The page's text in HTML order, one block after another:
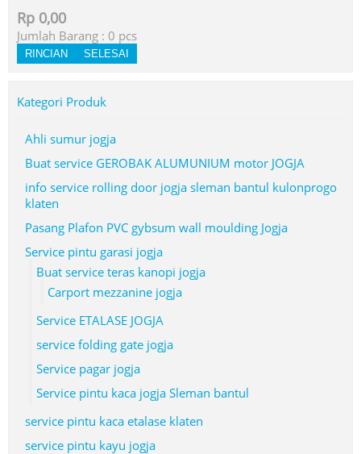
Rp 0,00
Jumlah Barang : 0 pcs
RINCIAN SELESAI
Kategori Produk
Ahli sumur jogja
Buat service GEROBAK ALUMUNIUM motor JOGJA
info service rolling door jogja sleman bantul kulonprogo
klaten
Pasang Plafon PVC gybsum wall moulding Jogja
Service pintu garasi jogja
Buat service teras kanopi jogja
Carport mezzanine jogja
Service ETALASE JOGJA
service folding gate jogja
Service pagar jogja
Service pintu kaca jogja Sleman bantul
service pintu kaca etalase klaten
service pintu kayu jogja